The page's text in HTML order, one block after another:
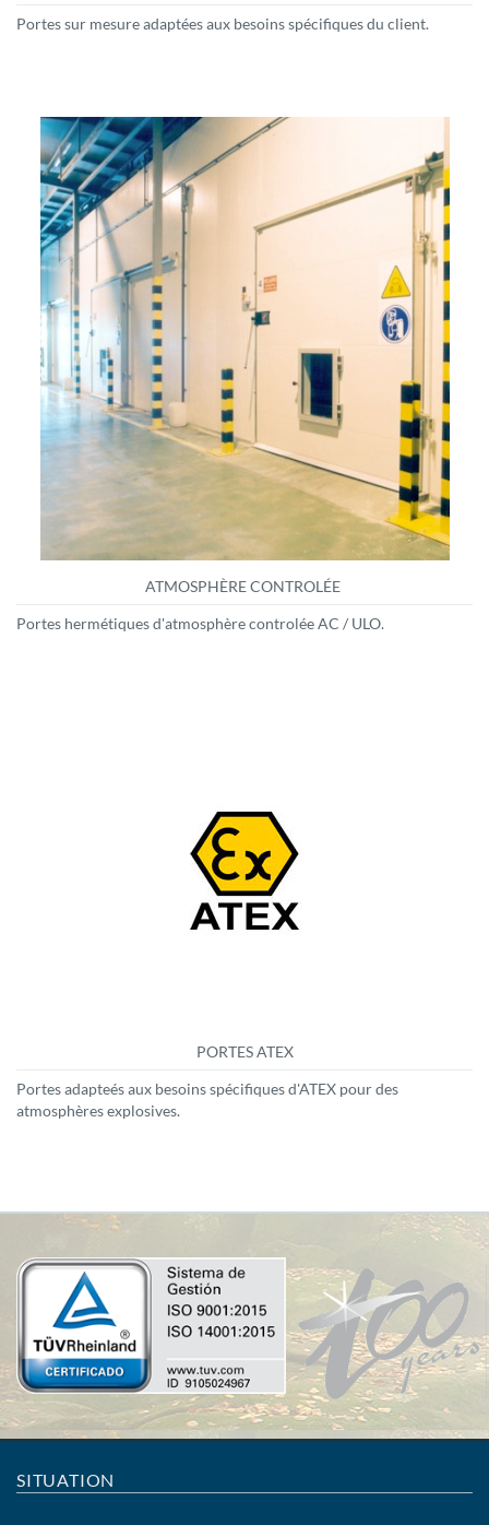
Portes sur mesure adaptées aux besoins spécifiques du client.
ATMOSPHÈRE CONTROLÉE
Portes hermétiques d'atmosphère controlée AC / ULO.
PORTES ATEX
Portes adapteés aux besoins spécifiques d'ATEX pour des
atmosphères explosives.
SITUATION